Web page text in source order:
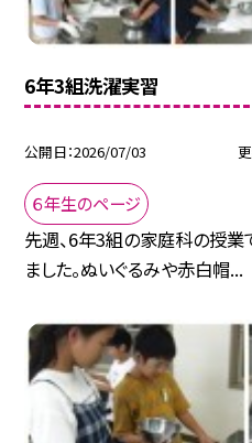
6年3組洗濯実習
公開日 2026/07/03
６年生のページ
先週、6年3組の家庭科の授
ました。ぬいぐるみや赤白帽...